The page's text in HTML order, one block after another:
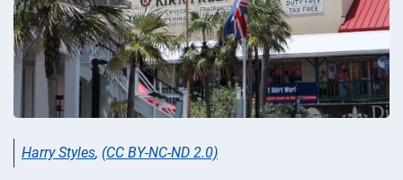
Harry Styles, (CC BY-NC-ND 2.0)